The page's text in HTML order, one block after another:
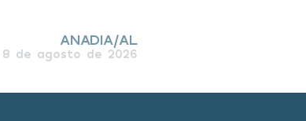
ANADIA/AL
8 de agosto de 2026